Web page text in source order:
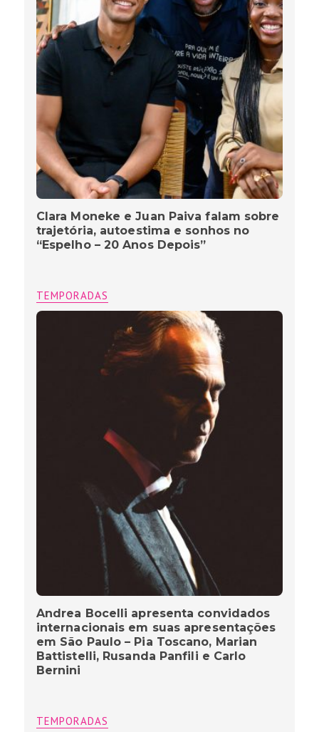
Clara Moneke e Juan Paiva falam sobre
trajetória, autoestima e sonhos no
“Espelho – 20 Anos Depois”
TEMPORADAS
Andrea Bocelli apresenta convidados
internacionais em suas apresentações
em São Paulo – Pia Toscano, Marian
Battistelli, Rusanda Panfili e Carlo
Bernini
TEMPORADAS